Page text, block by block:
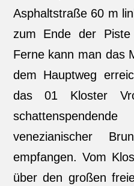
Asphaltstraße 60 m
zum Ende der
Ferne kann man das
dem Hauptweg
das 01 Kloster
venezianischer
empfangen. Vom
über den großen